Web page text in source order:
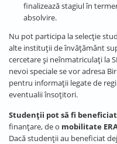
finalizează stagiul în
absolvire.
Nu pot participa la selecție
alte instituții de învățământ
cercetare și neînmatriculați la
nevoi speciale se vor adresa
pentru informații legate de
eventualii însoțitori.
Studenţii pot să fi
finanţare, de o mobilitate
Dacă studenții au beneficiat